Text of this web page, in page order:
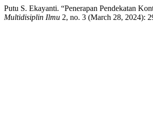
Putu S. Ekayanti. “Penerapan Pendekatan
Multidisiplin Ilmu 2, no. 3 (March 28, 2024):